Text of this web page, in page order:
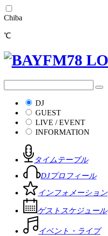
Chiba
℃
DJ
GUEST
LIVE / EVENT
INFORMATION
タイムテーブル
DJプロフィール
インフォメーション
ゲストスケジュール
イベント・ライブ